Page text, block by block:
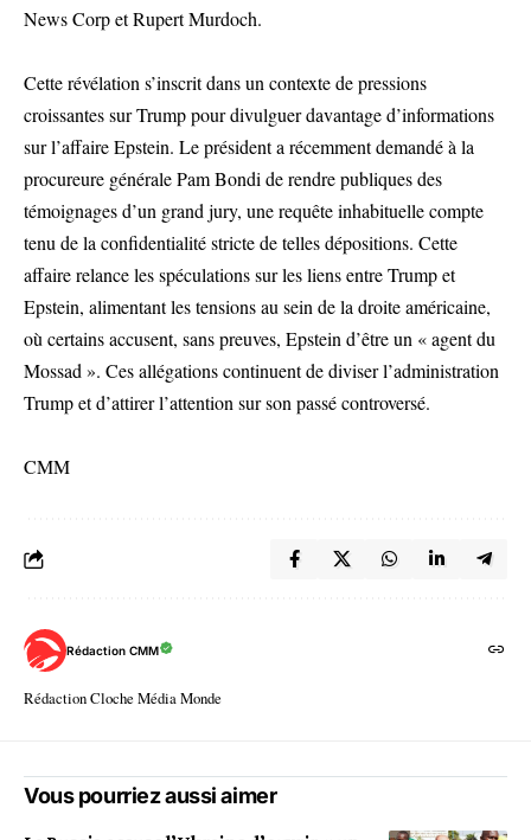
News Corp et Rupert Murdoch.
Cette révélation s’inscrit dans un contexte de pressions
croissantes sur Trump pour divulguer davantage d’informations
sur l’affaire Epstein. Le président a récemment demandé à la
procureure générale Pam Bondi de rendre publiques des
témoignages d’un grand jury, une requête inhabituelle compte
tenu de la confidentialité stricte de telles dépositions. Cette
affaire relance les spéculations sur les liens entre Trump et
Epstein, alimentant les tensions au sein de la droite américaine,
où certains accusent, sans preuves, Epstein d’être un « agent du
Mossad ». Ces allégations continuent de diviser l’administration
Trump et d’attirer l’attention sur son passé controversé.
CMM
Rédaction CMM
Rédaction Cloche Média Monde
Vous pourriez aussi aimer